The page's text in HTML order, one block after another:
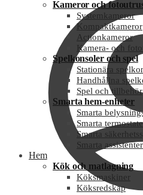
Kameror och
Systemkameror
Kompaktkameror
Actionkameror
Kamera- och
Spelkonsoler och spel
Stationära
Handhållna
Spel och tillbehör
Smarta hem-enheter
Smarta
Smarta
Smarta
Smarta assistenter
Hem
Kök och matlagning
Köksmaskiner
Köksredskap